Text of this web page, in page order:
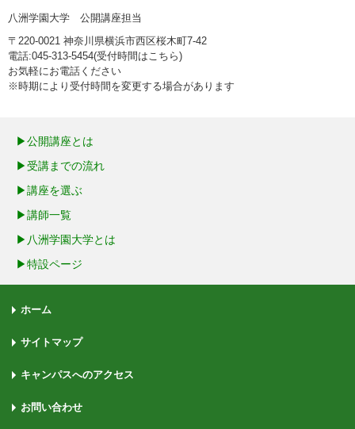
八洲学園大学 公開講座担当
〒220-0021 神奈川県横浜市西区桜木町7-42
電話:045-313-5454(受付時間はこちら)
お気軽にお電話ください
※時期により受付時間を変更する場合があります
公開講座とは
受講までの流れ
講座を選ぶ
講師一覧
八洲学園大学とは
特設ページ
ホーム
サイトマップ
キャンパスへのアクセス
お問い合わせ